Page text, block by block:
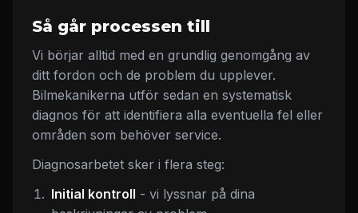
Så går processen till
Vi börjar alltid med en grundlig genomgång av
ditt fordon och de problem du upplever.
Bilmekanikerna utför sedan en systematisk
diagnos för att identifiera alla eventuella fel eller
områden som behöver service.
Diagnosarbetet sker i flera steg:
Initial kontroll - vi lyssnar på dina